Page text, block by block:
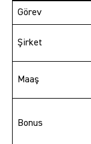
Görev
Şirket
Maaş
Bonus